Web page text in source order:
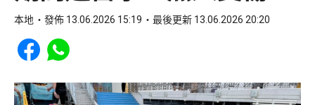
本地 發佈 13.06.2026 15:19 最後更新 13.06.2026 20:20
Share to Facebook
Share to WhatsApp